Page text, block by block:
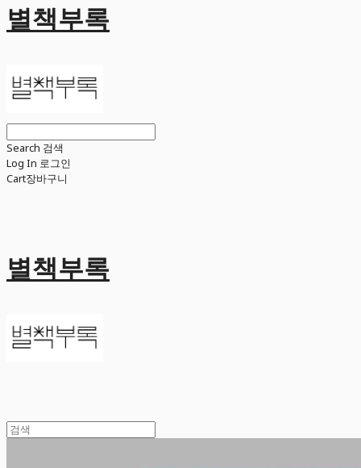
별책부록
Search 검색
Log In 로그인
Cart장바구니
별책부록